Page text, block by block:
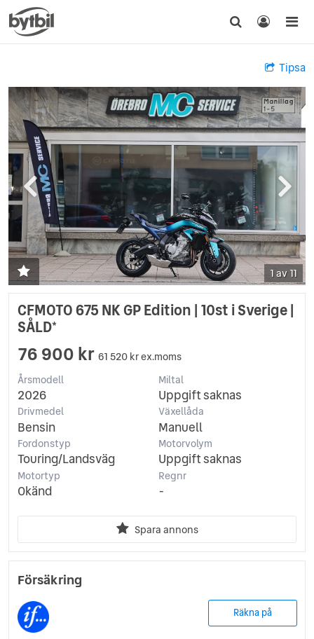
Tipsa
1 av 11
CFMOTO 675 NK GP Edition | 10st i Sverige |
SÅLD*
76 900 kr 61 520 kr ex.moms
Årsmodell
2026
Miltal
Uppgift saknas
Drivmedel
Bensin
Växellåda
Manuell
Fordonstyp
Touring/Landsväg
Motorvolym
Uppgift saknas
Motortyp
Okänd
Regnr
-
Spara annons
Försäkring
Räkna på